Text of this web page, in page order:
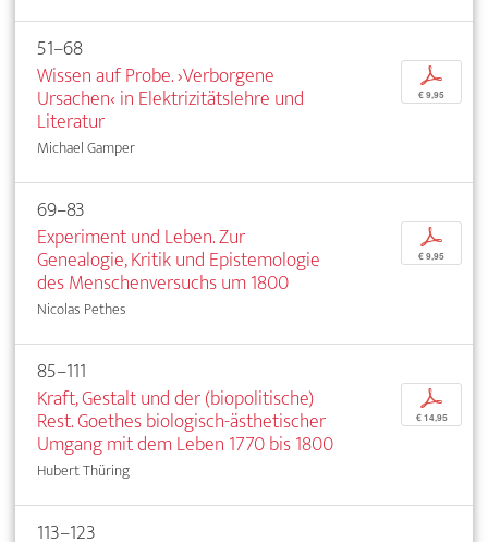
51–68
Wissen auf Probe. ›Verborgene
Ursachen‹ in Elektrizitätslehre und
Literatur
Michael Gamper
p
€ 9,95
69–83
Experiment und Leben. Zur
Genealogie, Kritik und Epistemologie
des Menschenversuchs um 1800
Nicolas Pethes
p
€ 9,95
85–111
Kraft, Gestalt und der (biopolitische)
Rest. Goethes biologisch-ästhetischer
Umgang mit dem Leben 1770 bis 1800
Hubert Thüring
p
€ 14,95
113–123